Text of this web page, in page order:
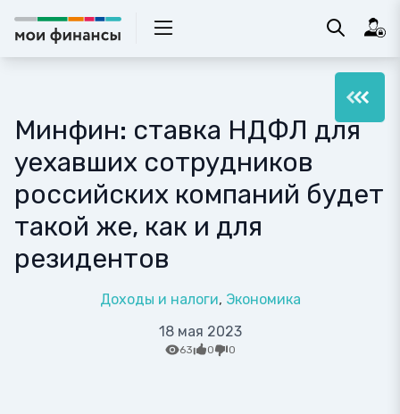
Минфин: ставка НДФЛ для
уехавших сотрудников
российских компаний будет
такой же, как и для
резидентов
Доходы и налоги Экономика
18 мая 2023
63 0 0